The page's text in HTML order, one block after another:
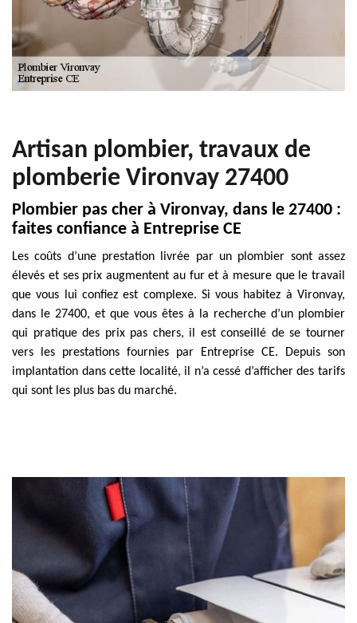
Artisan plombier, travaux de
plomberie Vironvay 27400
Plombier pas cher à Vironvay, dans le 27400 :
faites confiance à Entreprise CE
Les coûts d’une prestation livrée par un plombier sont assez
élevés et ses prix augmentent au fur et à mesure que le travail
que vous lui confiez est complexe. Si vous habitez à Vironvay,
dans le 27400, et que vous êtes à la recherche d’un plombier
qui pratique des prix pas chers, il est conseillé de se tourner
vers les prestations fournies par Entreprise CE. Depuis son
implantation dans cette localité, il n’a cessé d’afficher des tarifs
qui sont les plus bas du marché.